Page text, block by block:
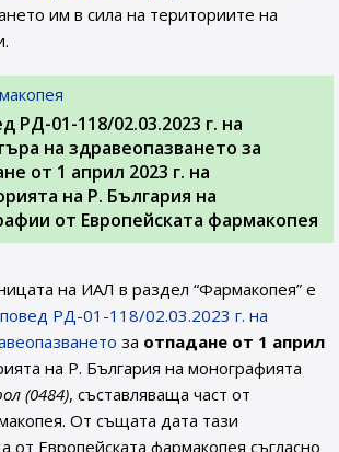
им в сила на териториите на
РД-01-118/02.03.2023 г. на
на здравеопазването за
от 1 април 2023 г. на
на Р. България на
от Европейската фармакопея
на ИАЛ в раздел “Фармакопея” е
РД-01-118/02.03.2023 г. на
за отпадане от 1 април
на Р. България на монографията
(0484), съставляваща част от
От същата дата тази
от Европейската фармакопея съгласно